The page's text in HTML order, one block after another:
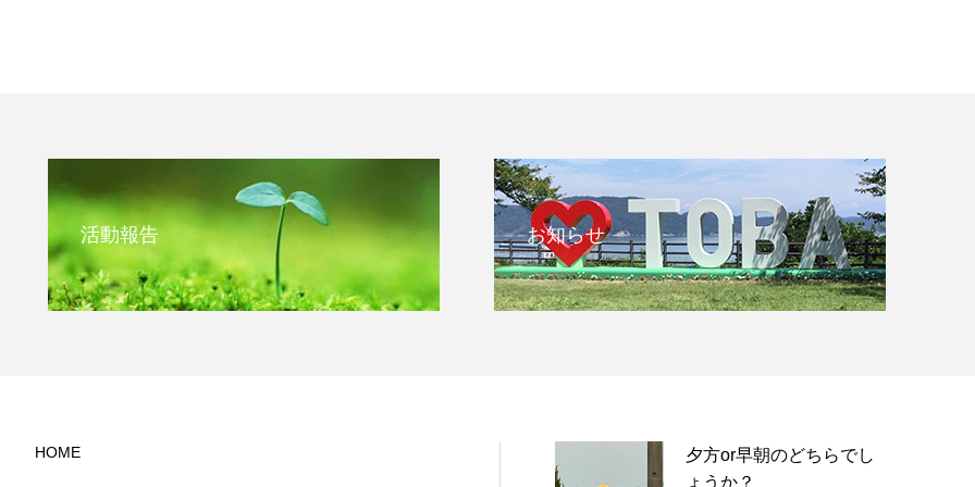
活動報告 お知らせ
HOME
夕方or早朝のどちらでし
ょうか？